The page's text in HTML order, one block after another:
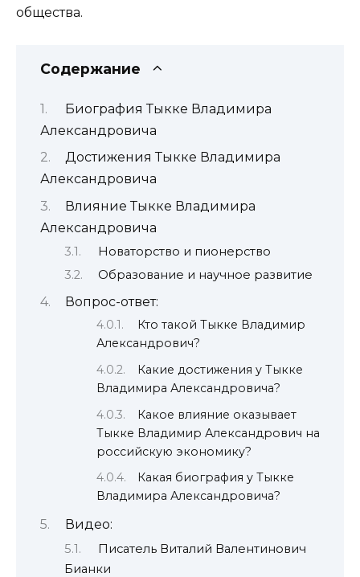
общества.
Содержание
Биография Тыкке Владимира
Александровича
Достижения Тыкке Владимира
Александровича
Влияние Тыкке Владимира
Александровича
Новаторство и пионерство
Образование и научное развитие
Вопрос-ответ:
Кто такой Тыкке Владимир
Александрович?
Какие достижения у Тыкке
Владимира Александровича?
Какое влияние оказывает
Тыкке Владимир Александрович на
российскую экономику?
Какая биография у Тыкке
Владимира Александровича?
Видео:
Писатель Виталий Валентинович
Бианки